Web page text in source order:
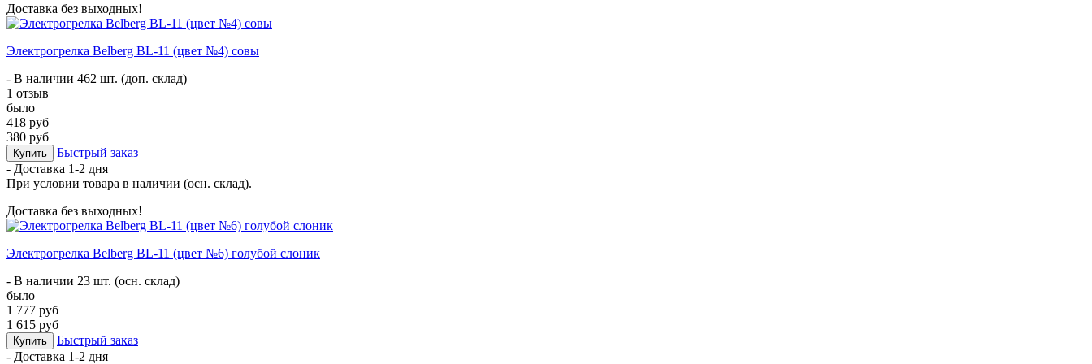
Доставка без выходных!
Электрогрелка Belberg BL-11 (цвет №4) совы
- В наличии 462 шт. (доп. склад)
1 отзыв
было
418 руб
380 руб
Купить
Быстрый заказ
- Доставка 1-2 дня
При условии товара в наличии (осн. склад).
Доставка без выходных!
Электрогрелка Belberg BL-11 (цвет №6) голубой слоник
- В наличии 23 шт. (осн. склад)
было
1 777 руб
1 615 руб
Купить
Быстрый заказ
- Доставка 1-2 дня